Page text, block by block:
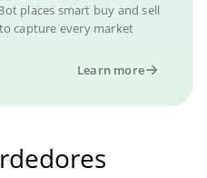
places smart buy and sell
capture every market
Learn more